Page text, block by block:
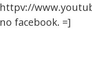
httpv://
no facebook. =]